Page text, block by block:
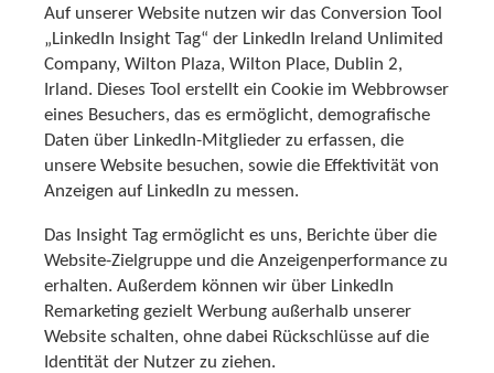
Auf unserer Website nutzen wir das Conversion Tool
„LinkedIn Insight Tag“ der LinkedIn Ireland Unlimited
Company, Wilton Plaza, Wilton Place, Dublin 2,
Irland. Dieses Tool erstellt ein Cookie im Webbrowser
eines Besuchers, das es ermöglicht, demografische
Daten über LinkedIn-Mitglieder zu erfassen, die
unsere Website besuchen, sowie die Effektivität von
Anzeigen auf LinkedIn zu messen.
Das Insight Tag ermöglicht es uns, Berichte über die
Website-Zielgruppe und die Anzeigenperformance zu
erhalten. Außerdem können wir über LinkedIn
Remarketing gezielt Werbung außerhalb unserer
Website schalten, ohne dabei Rückschlüsse auf die
Identität der Nutzer zu ziehen.